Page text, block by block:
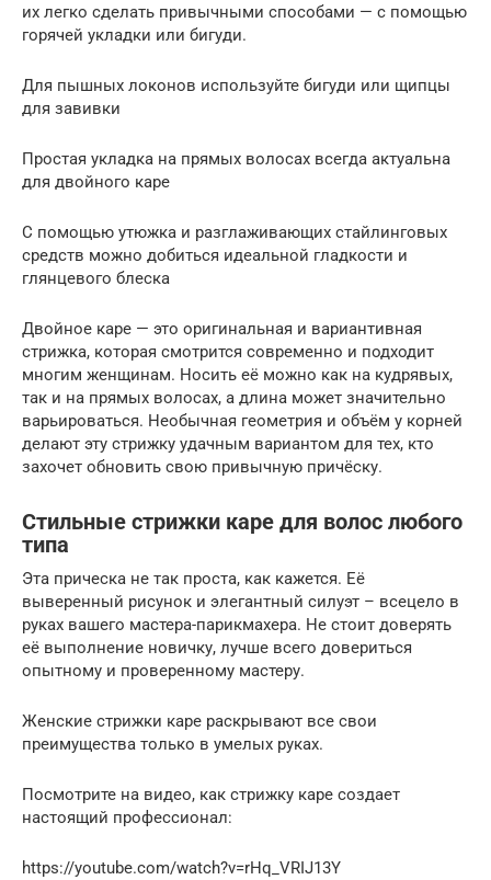
их легко сделать привычными способами — с помощью
горячей укладки или бигуди.
Для пышных локонов используйте бигуди или щипцы
для завивки
Простая укладка на прямых волосах всегда актуальна
для двойного каре
С помощью утюжка и разглаживающих стайлинговых
средств можно добиться идеальной гладкости и
глянцевого блеска
Двойное каре — это оригинальная и вариантивная
стрижка, которая смотрится современно и подходит
многим женщинам. Носить её можно как на кудрявых,
так и на прямых волосах, а длина может значительно
варьироваться. Необычная геометрия и объём у корней
делают эту стрижку удачным вариантом для тех, кто
захочет обновить свою привычную причёску.
Стильные стрижки каре для волос любого
типа
Эта прическа не так проста, как кажется. Её
выверенный рисунок и элегантный силуэт – всецело в
руках вашего мастера-парикмахера. Не стоит доверять
её выполнение новичку, лучше всего довериться
опытному и проверенному мастеру.
Женские стрижки каре раскрывают все свои
преимущества только в умелых руках.
Посмотрите на видео, как стрижку каре создает
настоящий профессионал:
https://youtube.com/watch?v=rHq_VRIJ13Y